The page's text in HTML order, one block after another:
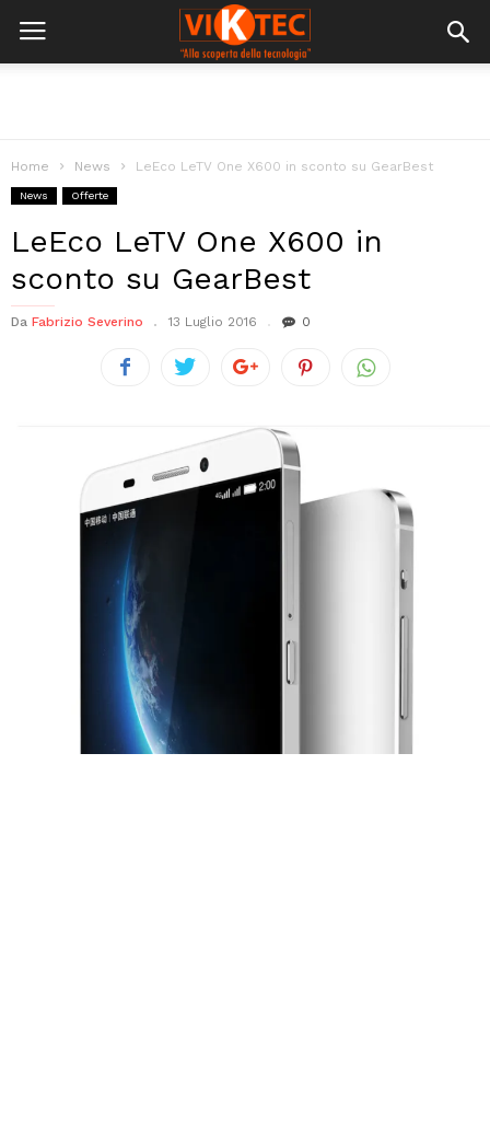
Home News LeEco LeTV One X600 in sconto su GearBest
News Offerte
LeEco LeTV One X600 in
sconto su GearBest
Da Fabrizio Severino 13 Luglio 2016 0